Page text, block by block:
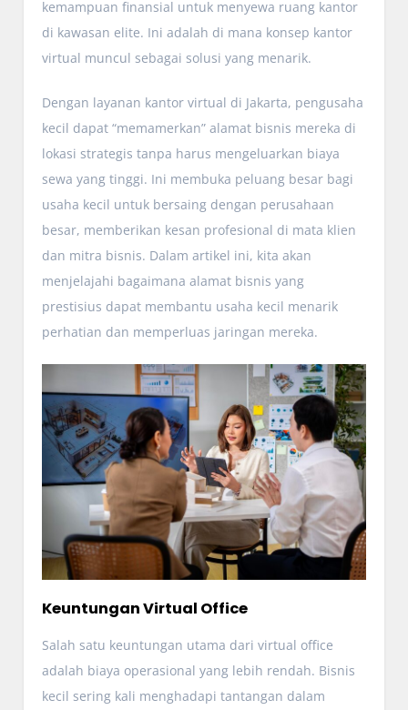
kemampuan finansial untuk menyewa ruang kantor
di kawasan elite. Ini adalah di mana konsep kantor
virtual muncul sebagai solusi yang menarik.
Dengan layanan kantor virtual di Jakarta, pengusaha
kecil dapat “memamerkan” alamat bisnis mereka di
lokasi strategis tanpa harus mengeluarkan biaya
sewa yang tinggi. Ini membuka peluang besar bagi
usaha kecil untuk bersaing dengan perusahaan
besar, memberikan kesan profesional di mata klien
dan mitra bisnis. Dalam artikel ini, kita akan
menjelajahi bagaimana alamat bisnis yang
prestisius dapat membantu usaha kecil menarik
perhatian dan memperluas jaringan mereka.
Keuntungan Virtual Office
Salah satu keuntungan utama dari virtual office
adalah biaya operasional yang lebih rendah. Bisnis
kecil sering kali menghadapi tantangan dalam